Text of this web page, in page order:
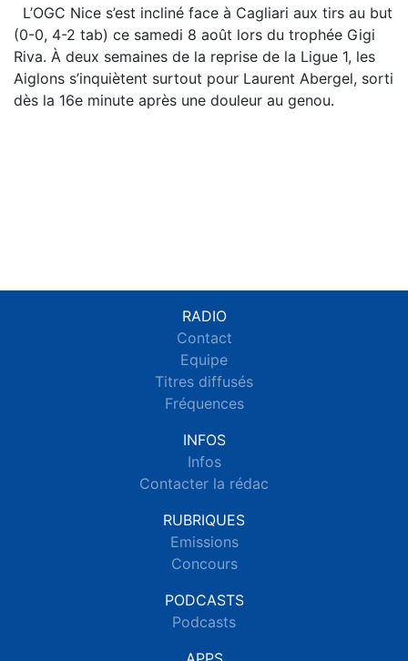
L’OGC Nice s’est incliné face à Cagliari aux tirs au but
(0-0, 4-2 tab) ce samedi 8 août lors du trophée Gigi
Riva. À deux semaines de la reprise de la Ligue 1, les
Aiglons s’inquiètent surtout pour Laurent Abergel, sorti
dès la 16e minute après une douleur au genou.
RADIO
Contact
Equipe
Titres diffusés
Fréquences
INFOS
Infos
Contacter la rédac
RUBRIQUES
Emissions
Concours
PODCASTS
Podcasts